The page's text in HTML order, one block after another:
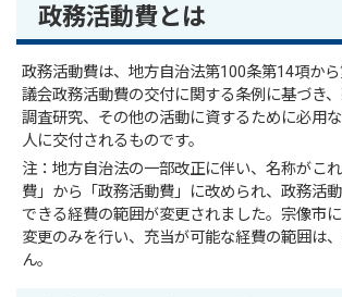
政務活動費とは
政務活動費は、地方自治法第100条第14項か
議会政務活動費の交付に関する条例に基づき
調査研究、その他の活動に資するために必用
人に交付されるものです。
注：地方自治法の一部改正に伴い、名称がこ
費」から「政務活動費」に改められ、政務活
できる経費の範囲が変更されました。宗像市
変更のみを行い、充当が可能な経費の範囲は
ん。